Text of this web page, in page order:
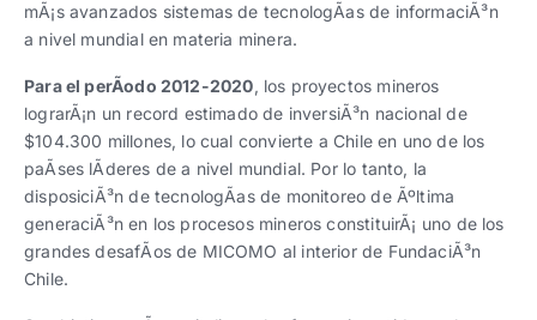
Español|English
Español|English
mÃ¡s avanzados sistemas de tecnologÃ­as de informaciÃ³n
a nivel mundial en materia minera.
Para el perÃ­odo 2012-2020, los proyectos mineros
lograrÃ¡n un record estimado de inversiÃ³n nacional de
$104.300 millones, lo cual convierte a Chile en uno de los
paÃ­ses lÃ­deres de a nivel mundial. Por lo tanto, la
disposiciÃ³n de tecnologÃ­as de monitoreo de Ãºltima
generaciÃ³n en los procesos mineros constituirÃ¡ uno de los
grandes desafÃ­os de MICOMO al interior de FundaciÃ³n
Chile.